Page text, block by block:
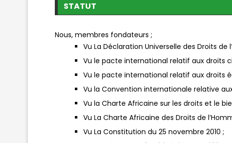
STATUT
Nous, membres fondateurs ;
Vu La Déclaration Universelle des Droits de
Vu le pacte international relatif aux droits
Vu le pacte international relatif aux droits
Vu la Convention internationale relative
Vu la Charte Africaine sur les droits et le
Vu La Charte Africaine des Droits de
Vu La Constitution du 25 novembre 2010 ;